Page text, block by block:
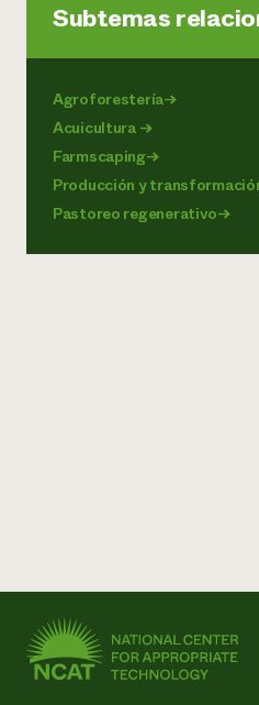
Subtemas
Agroforestería→
Acuicultura→
Farmscaping→
Producción y
Pastoreo regenerativo→